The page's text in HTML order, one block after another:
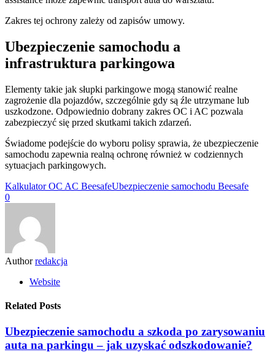
Zakres tej ochrony zależy od zapisów umowy.
Ubezpieczenie samochodu a
infrastruktura parkingowa
Elementy takie jak słupki parkingowe mogą stanowić realne
zagrożenie dla pojazdów, szczególnie gdy są źle utrzymane lub
uszkodzone. Odpowiednio dobrany zakres OC i AC pozwala
zabezpieczyć się przed skutkami takich zdarzeń.
Świadome podejście do wyboru polisy sprawia, że ubezpieczenie
samochodu zapewnia realną ochronę również w codziennych
sytuacjach parkingowych.
Kalkulator OC AC BeesafeUbezpieczenie samochodu Beesafe
0
Author redakcja
Website
Related Posts
Ubezpieczenie samochodu a szkoda po zarysowaniu
auta na parkingu – jak uzyskać odszkodowanie?